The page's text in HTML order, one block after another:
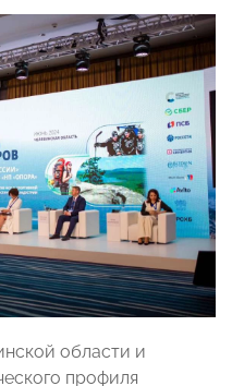
области и
профиля